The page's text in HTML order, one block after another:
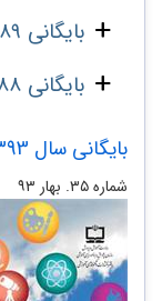
بایگانی 1389
بایگانی 1388
بایگانی سال 1393
شماره ۳۵. بهار ۹۳